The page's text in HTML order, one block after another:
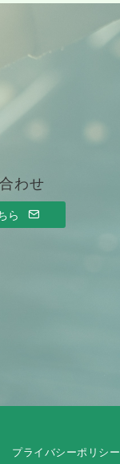
わせ
ら
プライバシーポリシー